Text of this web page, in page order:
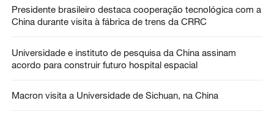
Presidente brasileiro destaca cooperação tecnológica com a
China durante visita à fábrica de trens da CRRC
Universidade e instituto de pesquisa da China assinam
acordo para construir futuro hospital espacial
Macron visita a Universidade de Sichuan, na China